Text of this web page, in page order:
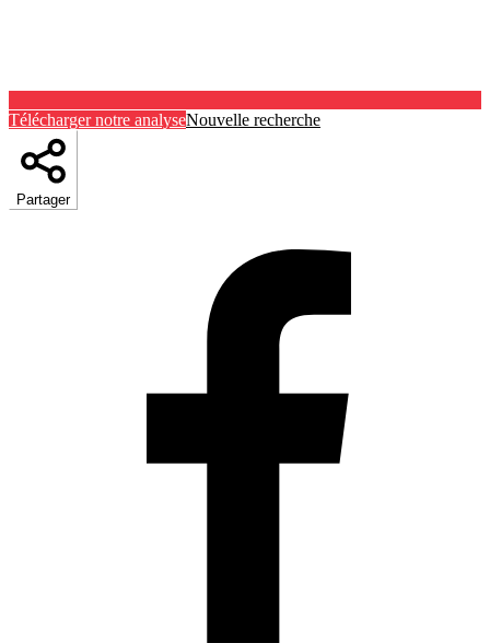
Télécharger notre analyseNouvelle recherche
Partager